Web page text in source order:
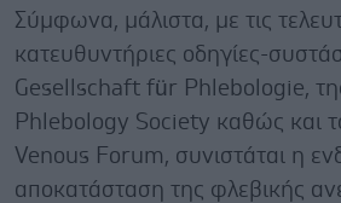
Σύμφωνα, μάλιστα, με τις
κατευθυντήριες οδηγίες-
Gesellschaft für Phlebologie,
Phlebology Society καθώς και
Venous Forum, συνιστάται η
αποκατάσταση της φλεβικής